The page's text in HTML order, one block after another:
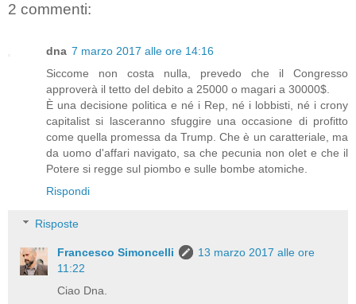
2 commenti:
dna 7 marzo 2017 alle ore 14:16
Siccome non costa nulla, prevedo che il Congresso
approverà il tetto del debito a 25000 o magari a 30000$.
È una decisione politica e né i Rep, né i lobbisti, né i crony
capitalist si lasceranno sfuggire una occasione di profitto
come quella promessa da Trump. Che è un caratteriale, ma
da uomo d'affari navigato, sa che pecunia non olet e che il
Potere si regge sul piombo e sulle bombe atomiche.
Rispondi
Risposte
Francesco Simoncelli
13 marzo 2017 alle ore
11:22
Ciao Dna.